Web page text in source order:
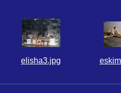
elisha3.jpg